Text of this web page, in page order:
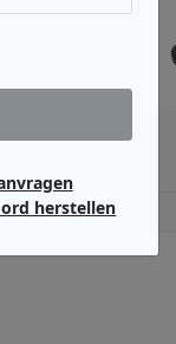
herstellen